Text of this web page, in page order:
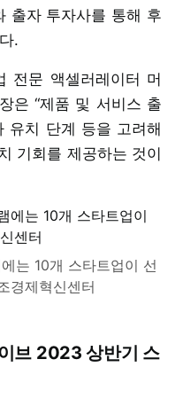
출자 투자사를 통해 후
.
전문 액셀러레이터 머
은 “제품 및 서비스 출
유치 단계 등을 고려해
기회를 제공하는 것이
는 10개 스타트업이 선
경제혁신센터
브 2023 상반기 스